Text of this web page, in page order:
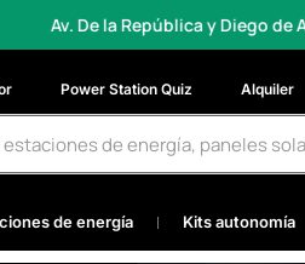
Diego de Almagro, Quito
Power Station Quiz Alquiler
de energía Kits autonomía